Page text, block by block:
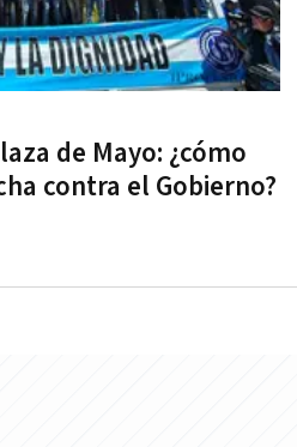
de Mayo: ¿cómo
contra el Gobierno?